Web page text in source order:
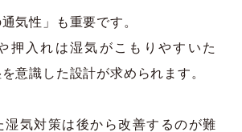
気性」も重要です。
押入れは湿気がこもりやすいた
意識した設計が求められます。
湿気対策は後から改善するのが難